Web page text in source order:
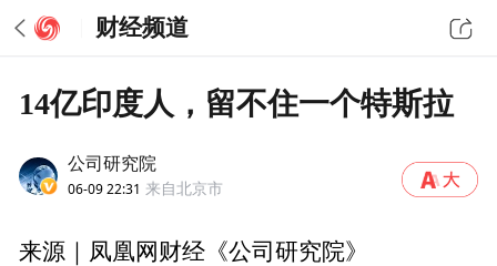
财经频道
14亿印度人，留不住一个特斯拉
公司研究院
06-09 22:31 来自北京市
来源｜凤凰网财经《公司研究院》